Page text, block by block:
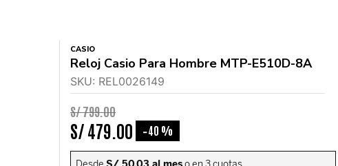
CASIO
Reloj Casio Para Hombre MTP-E510D-8A
SKU: REL0026149
S/799.00
S/479 00 -40 %